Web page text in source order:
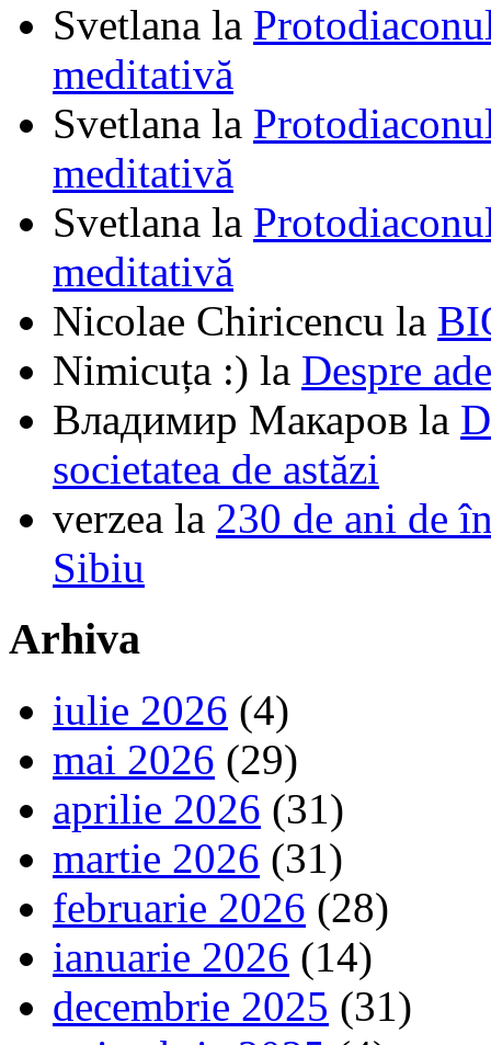
Svetlana la
meditativă
Svetlana la
meditativă
Svetlana la
meditativă
Nicolae Chiricencu la
Nimicuța :) la Despre
Владимир Макаров la
societatea de astăzi
verzea la 230 de ani de
Sibiu
Arhiva
iulie 2026 (4)
mai 2026 (29)
aprilie 2026 (31)
martie 2026 (31)
februarie 2026 (28)
ianuarie 2026 (14)
decembrie 2025 (31)